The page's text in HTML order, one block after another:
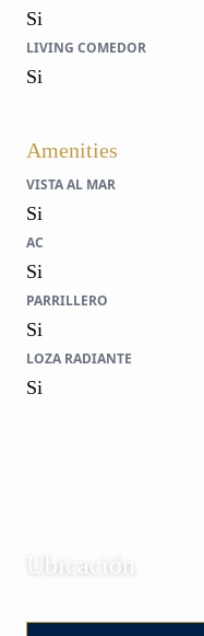
Si
LIVING COMEDOR
Si
Amenities
VISTA AL MAR
Si
AC
Si
PARRILLERO
Si
LOZA RADIANTE
Si
Ubicación